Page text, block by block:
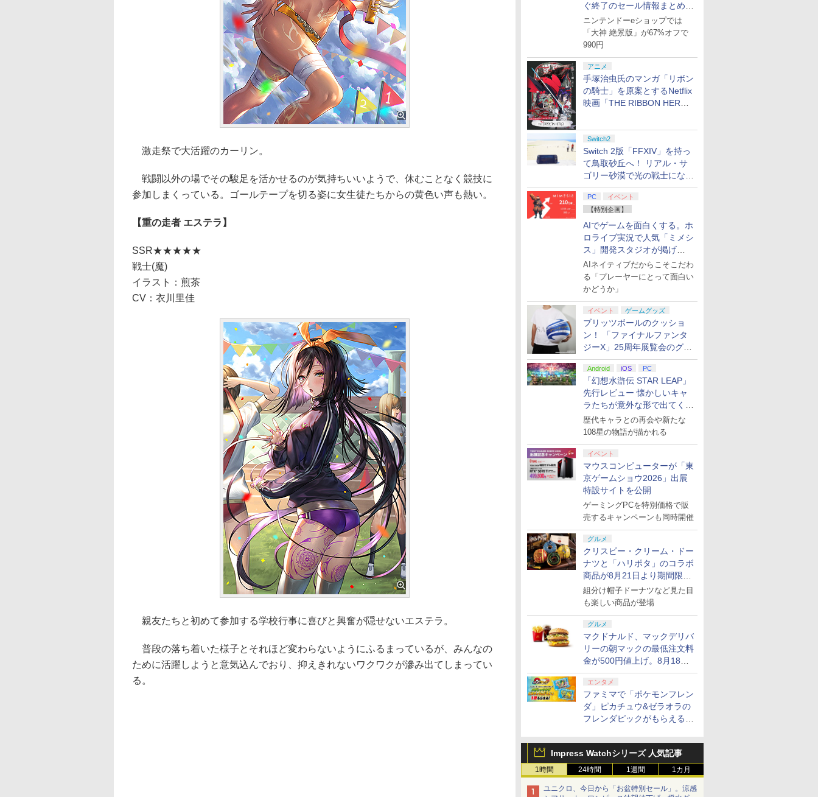
ぐ終了のセール情報まとめ
【8月8日更新】
ニンテンドーeショップでは
「大神 絶景版」が67%オフで
990円
アニメ
手塚治虫氏のマンガ「リボン
の騎士」を原案とするNetflix
映画「THE RIBBON HERO
Switch2
Switch 2版「FFXIV」を持っ
て鳥取砂丘へ！ リアル・サ
ゴリー砂漠で光の戦士になっ
てみた
PC
イベント
【特別企画】
AIでゲームを面白くする。ホ
ロライブ実況で人気「ミメシ
ス」開発スタジオが掲げ
る“AI活用の信念”とは？【講
演レポート】
AIネイティブだからこそこだわ
る「プレーヤーにとって面白い
かどうか」
イベント ゲームグッズ
ブリッツボールのクッショ
ン！ 「ファイナルファンタ
ジーX」25周年展覧会のグッ
ズ情報が公開
Android iOS PC
「幻想水滸伝 STAR LEAP」
先行レビュー 懐かしいキャ
ラたちが意外な形で出てくる
シリーズ完全新作！
歴代キャラとの再会や新たな
108星の物語が描かれる
イベント
マウスコンピューターが「東
京ゲームショウ2026」出展
特設サイトを公開
ゲーミングPCを特別価格で販
売するキャンペーンも同時開催
グルメ
クリスピー・クリーム・ドー
ナツと「ハリポタ」のコラボ
商品が8月21日より期間限定
で発売
組分け帽子ドーナツなど見た目
も楽しい商品が登場
グルメ
マクドナルド、マックデリバ
リーの朝マックの最低注文料
金が500円値上げ。8月18日
より1,500円から受付
エンタメ
ファミマで「ポケモンフレン
ダ」ピカチュウ&ゼラオラの
フレンダピックがもらえるキ
Impress Watchシリーズ 人気記事
1時間 24時間 1週間 1カ月
ユニクロ、今日から「お盆特別セール」。涼感
激走祭で大活躍のカーリン。
戦闘以外の場でその駿足を活かせるのが気持ちいいようで、休むことなく競技に
参加しまくっている。ゴールテープを切る姿に女生徒たちからの黄色い声も熱い。
【重の走者 エステラ】
SSR★★★★★
戦士(魔)
イラスト：煎茶
CV：衣川里佳
親友たちと初めて参加する学校行事に喜びと興奮が隠せないエステラ。
普段の落ち着いた様子とそれほど変わらないようにふるまっているが、みんなの
ために活躍しようと意気込んでおり、抑えきれないワクワクが滲み出てしまってい
る。